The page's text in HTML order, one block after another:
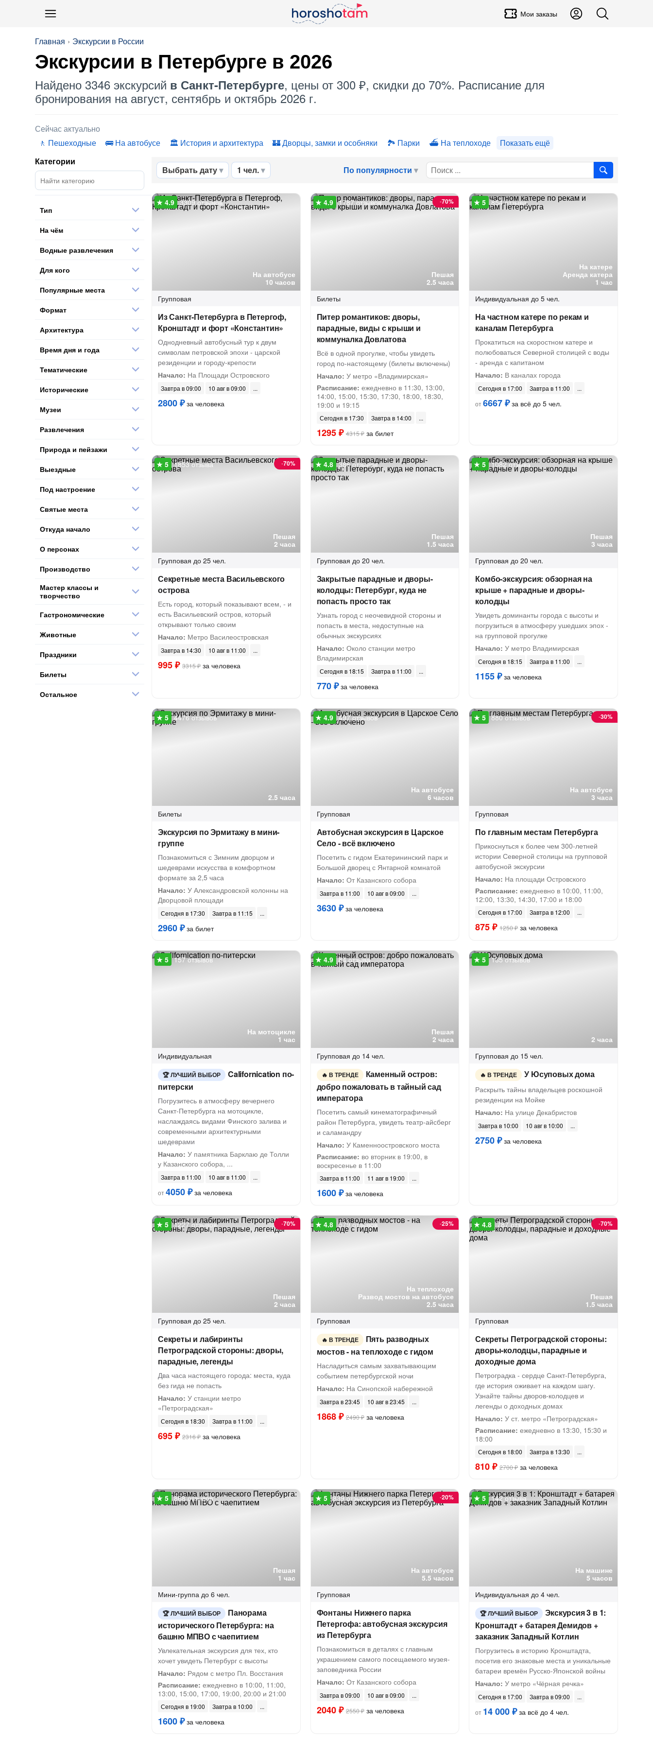
Мои заказы
Главная Экскурсии в России
Экскурсии в Петербурге в 2026
Найдено 3346 экскурсий в Санкт-Петербурге, цены от 300 ₽, скидки до 70%. Расписание для
бронирования на август, сентябрь и октябрь 2026 г.
Сейчас актуально
Пешеходные
На автобусе История и архитектура Дворцы, замки и особняки Парки На теплоходе Показать ещё
Выбрать дату 1 чел. По популярности
На автобусе
10 часов
3309 отзывов
Групповая
Из Санкт-Петербурга в Петергоф,
Кронштадт и форт «Константин»
Однодневный автобусный тур к двум
символам петровской эпохи - царской
резиденции и городу-крепости
Начало: На Площади Островского
Завтра в 09:00 10 авг в 09:00
2800 ₽за человека
Пешая
2.5 часа
-70%
1787 отзывов
Билеты
Питер романтиков: дворы,
парадные, виды с крыши и
коммуналка Довлатова
Всё в одной прогулке, чтобы увидеть
город по-настоящему (билеты включены)
Начало: У метро «Владимирская»
Расписание: ежедневно в 11:30, 13:00,
14:00, 15:00, 15:30, 17:30, 18:00, 18:30,
19:00 и 19:15
Сегодня в 17:30 Завтра в 14:00
1295 ₽ 4315 ₽за билет
На катере
Аренда катера
1 час
854 отзыва
Индивидуальная до 5 чел.
На частном катере по рекам и
каналам Петербурга
Прокатиться на скоростном катере и
полюбоваться Северной столицей с воды
- аренда с капитаном
Начало: В каналах города
Сегодня в 17:00
Завтра в 11:00
от6667 ₽за всё до 5 чел.
Пешая
2 часа
-70%
1853 отзыва
Групповая до 25 чел.
Секретные места Васильевского
острова
Есть город, который показывают всем, - и
есть Васильевский остров, который
открывают только своим
Начало: Метро Василеостровская
Завтра в 14:30 10 авг в 11:00
995 ₽ 3315 ₽ за человека
Пешая
1.5 часа
386 отзывов
Групповая до 20 чел.
Закрытые парадные и дворы-
колодцы: Петербург, куда не
попасть просто так
Узнать город с неочевидной стороны и
попасть в места, недоступные на
обычных экскурсиях
Начало: Около станции метро
Владимирская
Сегодня в 18:15 Завтра в 11:00
770 ₽за человека
Пешая
3 часа
1082 отзыва
Групповая до 20 чел.
Комбо-экскурсия: обзорная на
крыше + парадные и дворы-
колодцы
Увидеть доминанты города с высоты и
погрузиться в атмосферу ушедших эпох -
на групповой прогулке
Начало: У метро Владимирская
Сегодня в 18:15 Завтра в 11:00
1155 ₽за человека
2.5 часа
4476 отзывов
Билеты
Экскурсия по Эрмитажу в мини-
группе
Познакомиться с Зимним дворцом и
шедеврами искусства в комфортном
формате за 2,5 часа
Начало: У Александровской колонны на
Дворцовой площади
Сегодня в 17:30 Завтра в 11:15
2960 ₽за билет
На автобусе
6 часов
497 отзывов
Групповая
Автобусная экскурсия в Царское
Село - всё включено
Посетить с гидом Екатерининский парк и
Большой дворец с Янтарной комнатой
Начало: От Казанского собора
Завтра в 11:00 10 авг в 09:00
3630 ₽за человека
На автобусе
3 часа
-30%
880 отзывов
Групповая
По главным местам Петербурга
Прикоснуться к более чем 300-летней
истории Северной столицы на групповой
автобусной экскурсии
Начало: На площади Островского
Расписание: ежедневно в 10:00, 11:00,
12:00, 13:30, 14:30, 17:00 и 18:00
Сегодня в 17:00 Завтра в 12:00
875 ₽ 1250 ₽за человека
На мотоцикле
1 час
157 отзывов
Индивидуальная
ЛУЧШИЙ ВЫБОР
Californication по-
питерски
Погрузитесь в атмосферу вечернего
Санкт-Петербурга на мотоцикле,
наслаждаясь видами Финского залива и
современными архитектурными
шедеврами
Начало: У памятника Барклаю де Толли
у Казанского собора, ...
Завтра в 11:00
10 авг в 11:00
от4050 ₽за человека
Пешая
2 часа
84 отзыва
Групповая до 14 чел.
В ТРЕНДЕ
Каменный остров:
добро пожаловать в тайный сад
императора
Посетить самый кинематографичный
район Петербурга, увидеть театр-айсберг
и саламандру
Начало: У Каменноостровского моста
Расписание: во вторник в 19:00, в
воскресенье в 11:00
Завтра в 11:00 11 авг в 19:00
1600 ₽за человека
2 часа
135 отзывов
Групповая до 15 чел.
В ТРЕНДЕ У Юсуповых дома
Раскрыть тайны владельцев роскошной
резиденции на Мойке
Начало: На улице Декабристов
Завтра в 10:00 10 авг в 10:00
2750 ₽за человека
Пешая
2 часа
-70%
1227 отзывов
Групповая до 25 чел.
Секреты и лабиринты
Петроградской стороны: дворы,
парадные, легенды
Два часа настоящего города: места, куда
без гида не попасть
Начало: У станции метро
«Петроградская»
Сегодня в 18:30 Завтра в 11:00
695 ₽ 2316 ₽ за человека
На теплоходе
Развод мостов на автобусе
2.5 часа
-25%
579 отзывов
Групповая
В ТРЕНДЕ
Пять разводных
мостов - на теплоходе с гидом
Насладиться самым захватывающим
событием петербургской ночи
Начало: На Синопской набережной
Завтра в 23:45 10 авг в 23:45
1868 ₽ 2490 ₽за человека
Пешая
1.5 часа
-70%
787 отзывов
Групповая
Секреты Петроградской стороны:
дворы-колодцы, парадные и
доходные дома
Петроградка - сердце Санкт-Петербурга,
где история оживает на каждом шагу.
Узнайте тайны дворов-колодцев и
легенды о доходных домах
Начало: У ст. метро «Петроградская»
Расписание: ежедневно в 13:30, 15:30 и
18:00
Сегодня в 18:00 Завтра в 13:30
810 ₽ 2700 ₽за человека
Пешая
1 час
868 отзывов
Мини-группа до 6 чел.
ЛУЧШИЙ ВЫБОР
Панорама
исторического Петербурга: на
башню МПВО с чаепитием
Увлекательная экскурсия для тех, кто
хочет увидеть Петербург с высоты
Начало: Рядом с метро Пл. Восстания
Расписание: ежедневно в 10:00, 11:00,
13:00, 15:00, 17:00, 19:00, 20:00 и 21:00
Сегодня в 19:00 Завтра в 10:00
1600 ₽за человека
На автобусе
5.5 часов
-20%
839 отзывов
Групповая
Фонтаны Нижнего парка
Петергофа: автобусная экскурсия
из Петербурга
Познакомиться в деталях с главным
украшением самого посещаемого музея-
заповедника России
Начало: От Казанского собора
Завтра в 09:00 10 авг в 09:00
2040 ₽ 2550 ₽за человека
На машине
5 часов
142 отзыва
Индивидуальная до 4 чел.
ЛУЧШИЙ ВЫБОР
Экскурсия 3 в 1:
Кронштадт + батарея Демидов +
заказник Западный Котлин
Погрузитесь в историю Кронштадта,
посетив его знаковые места и уникальные
батареи времён Русско-Японской войны
Начало: У метро «Чёрная речка»
Сегодня в 17:00
Завтра в 09:00
от 14 000 ₽за всё до 4 чел.
Категории
Тип
На чём
Водные развлечения
Для кого
Популярные места
Формат
Архитектура
Время дня и года
Тематические
Исторические
Музеи
Развлечения
Природа и пейзажи
Выездные
Под настроение
Святые места
Откуда начало
О персонах
Производство
Мастер классы и
творчество
Гастрономические
Животные
Праздники
Билеты
Остальное